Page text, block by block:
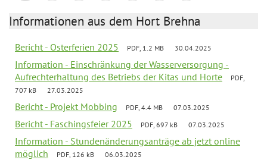
Informationen aus dem Hort Brehna
Bericht - Osterferien 2025 PDF, 1.2 MB 30.04.2025
Information - Einschränkung der Wasserversorgung -
Aufrechterhaltung des Betriebs der Kitas und Horte
PDF,
707 kB
27.03.2025
Bericht - Projekt Mobbing PDF, 4.4 MB 07.03.2025
Bericht - Faschingsfeier 2025 PDF, 697 kB 07.03.2025
Information - Stundenänderungsanträge ab jetzt online
möglich
PDF, 126 kB 06.03.2025